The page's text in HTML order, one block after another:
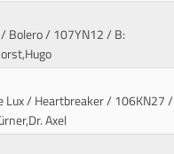
Bolero/ 107YN12 / B:
/ Heartbreaker/ 106KN27 /
Axel